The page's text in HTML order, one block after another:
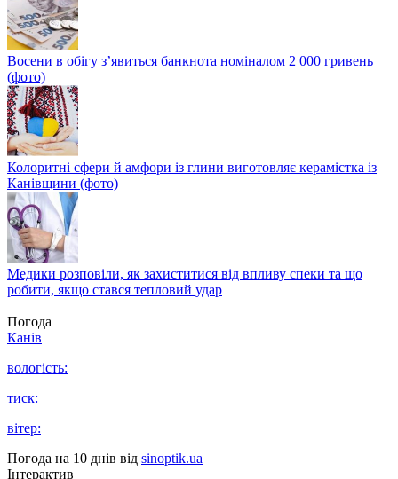
Восени в обігу з’явиться банкнота номіналом 2 000 гривень
(фото)
Колоритні сфери й амфори із глини виготовляє керамістка із
Канівщини (фото)
Медики розповіли, як захиститися від впливу спеки та що
робити, якщо стався тепловий удар
Погода
Канів
вологість:
тиск:
вітер:
Погода на 10 днів від sinoptik.ua
Інтерактив